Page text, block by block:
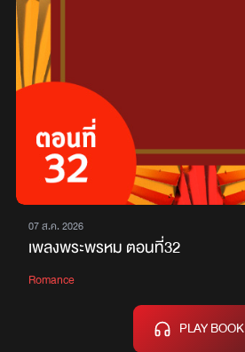
07 ส.ค. 2026
เพลงพระพรหม ตอนที่32
Romance
PLAY BOOK